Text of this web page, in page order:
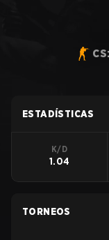
ESTADÍSTICAS
K/D
1.04
TORNEOS